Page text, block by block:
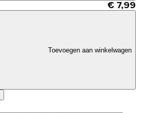
€ 7,99
Toevoegen aan winkelwagen